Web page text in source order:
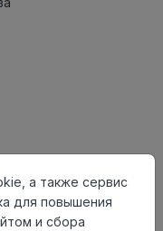
а также сервис
для повышения
и сбора